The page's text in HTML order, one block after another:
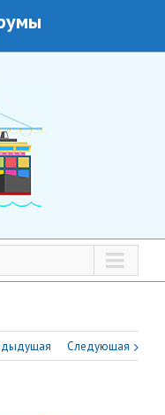
Следующая